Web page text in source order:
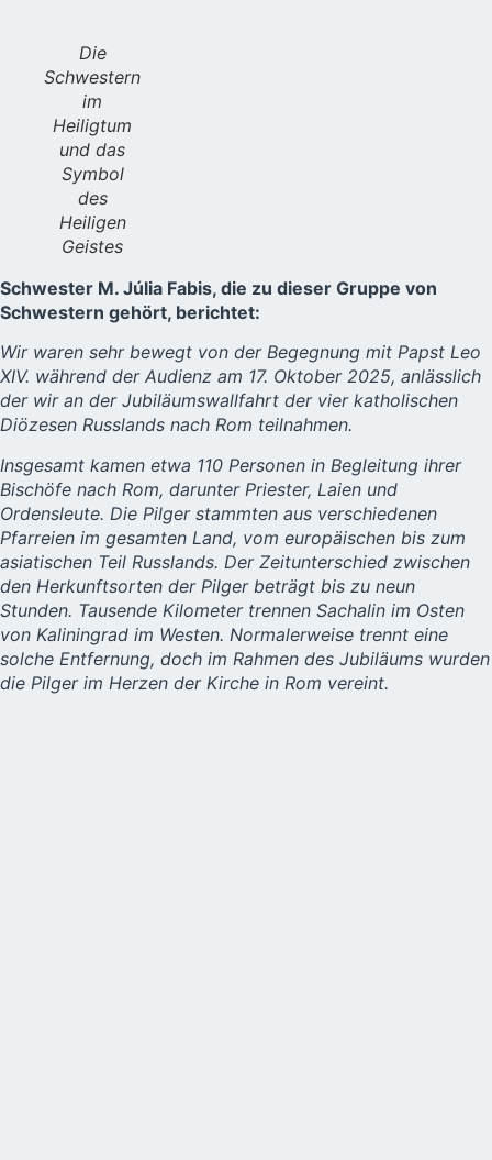
Die
Schwestern
im
Heiligtum
und das
Symbol
des
Heiligen
Geistes
Schwester M. Júlia Fabis, die zu dieser Gruppe von
Schwestern gehört, berichtet:
Wir waren sehr bewegt von der Begegnung mit Papst Leo
XIV. während der Audienz am 17. Oktober 2025, anlässlich
der wir an der Jubiläumswallfahrt der vier katholischen
Diözesen Russlands nach Rom teilnahmen.
Insgesamt kamen etwa 110 Personen in Begleitung ihrer
Bischöfe nach Rom, darunter Priester, Laien und
Ordensleute. Die Pilger stammten aus verschiedenen
Pfarreien im gesamten Land, vom europäischen bis zum
asiatischen Teil Russlands. Der Zeitunterschied zwischen
den Herkunftsorten der Pilger beträgt bis zu neun
Stunden. Tausende Kilometer trennen Sachalin im Osten
von Kaliningrad im Westen. Normalerweise trennt eine
solche Entfernung, doch im Rahmen des Jubiläums wurden
die Pilger im Herzen der Kirche in Rom vereint.